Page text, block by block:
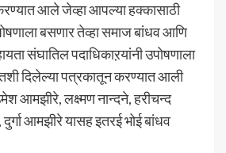
आले जेव्हा आपल्या हक्कासाठी
बसणार तेव्हा समाज बांधव आणि
संघातिल पदाधिकाऱयांनी उपोषणाला
तशी दिलेल्या पत्रकातून करण्यात आली
आमझीरे, लक्ष्मण नान्दने, हरीचन्द
आमझीरे यासह इतरई भोई बांधव